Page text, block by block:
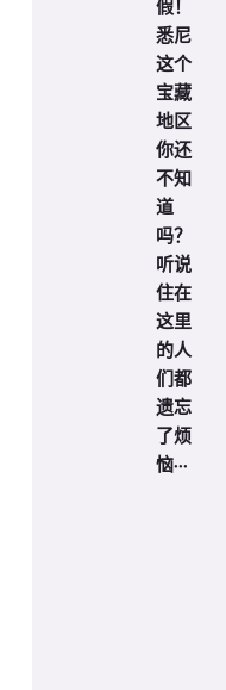
假！
悉尼
这个
宝藏
地区
你还
不知
道
吗？
听说
住在
这里
的人
们都
遗忘
了烦
恼···